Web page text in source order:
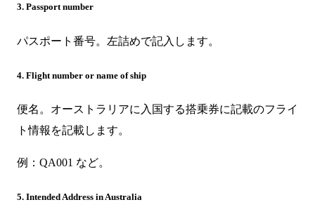
3. Passport number
パスポート番号。左詰めで記入します。
4. Flight number or name of ship
便名。オーストラリアに入国する搭乗券に記載のフライ
ト情報を記載します。
例：QA001 など。
5. Intended Address in Australia